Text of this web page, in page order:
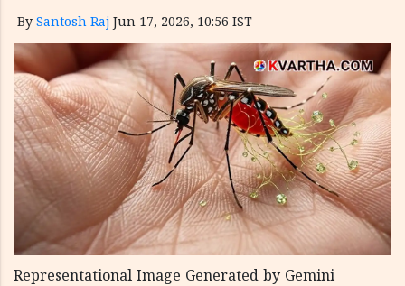
By Santosh Raj Jun 17, 2026, 10:56 IST
Representational Image Generated by Gemini